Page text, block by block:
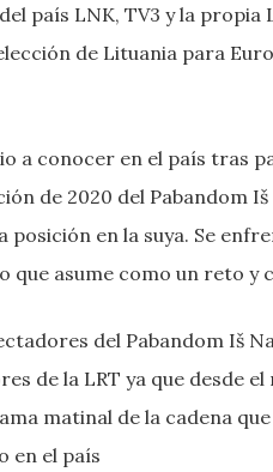
país LNK, TV3 y la propia
de Lituania para
a conocer en el país tras
de 2020 del Pabandom
en la suya. Se
asume como un reto y
del Pabandom Iš
de la LRT ya que desde el
matinal de la cadena que
en el país